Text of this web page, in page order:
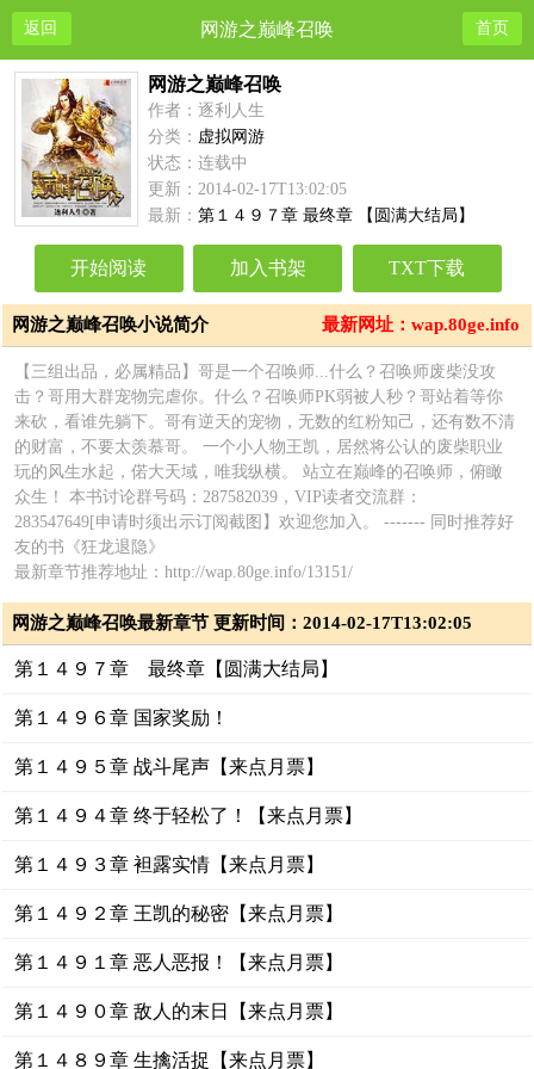
返回 网游之巅峰召唤 首页
网游之巅峰召唤
作者：逐利人生
分类： 虚拟网游
状态：连载中
更新：2014-02-17T13:02:05
最新：第１４９７章 最终章 【圆满大结局】
开始阅读 加入书架 TXT下载
最新网址：wap.80ge.info
网游之巅峰召唤小说简介
【三组出品，必属精品】哥是一个召唤师...什么？召唤师废柴没攻
击？哥用大群宠物完虐你。什么？召唤师PK弱被人秒？哥站着等你
来砍，看谁先躺下。哥有逆天的宠物，无数的红粉知己，还有数不清
的财富，不要太羡慕哥。 一个小人物王凯，居然将公认的废柴职业
玩的风生水起，偌大天域，唯我纵横。 站立在巅峰的召唤师，俯瞰
众生！ 本书讨论群号码：287582039，VIP读者交流群：
283547649[申请时须出示订阅截图】欢迎您加入。 ------- 同时推荐好
友的书《狂龙退隐》
最新章节推荐地址：http://wap.80ge.info/13151/
网游之巅峰召唤最新章节 更新时间：2014-02-17T13:02:05
第１４９７章 最终章【圆满大结局】
第１４９６章 国家奖励！
第１４９５章 战斗尾声【来点月票】
第１４９４章 终于轻松了！【来点月票】
第１４９３章 袒露实情【来点月票】
第１４９２章 王凯的秘密【来点月票】
第１４９１章 恶人恶报！【来点月票】
第１４９０章 敌人的末日【来点月票】
第１４８９章 生擒活捉【来点月票】